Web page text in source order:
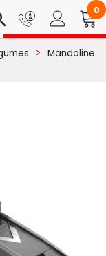
0
Mandoline